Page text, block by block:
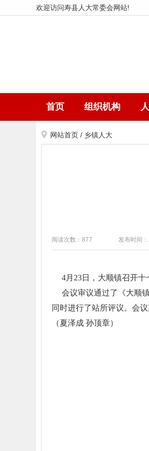
欢迎访问寿县人大常委会网站!
首页 组织机构
网站首页 / 乡镇人大
阅读次数：877 发布时间
4月23日，大顺镇召开十
会议审议通过了《大顺镇
同时进行了站所评议。会
（夏泽成 孙顶章）